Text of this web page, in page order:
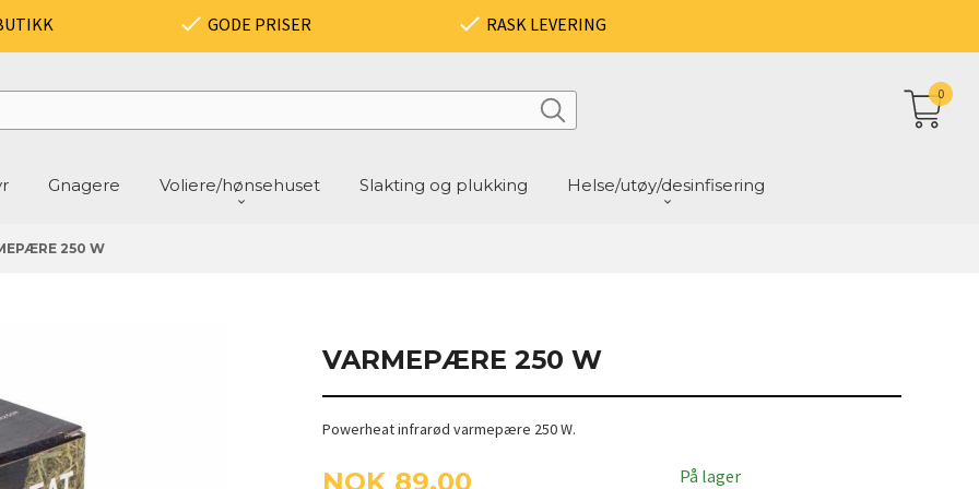
GODE PRISER RASK LEVERING
Gnagere Voliere/hønsehuset Slakting og plukking Helse/utøy/desinfisering
0
250 W
VARMEPÆRE 250 W
Powerheat infrarød varmepære 250 W.
Pris
NOK 89,00 På lager